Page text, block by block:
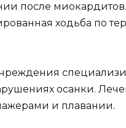
после
ходьба по
осанки.
и плавании.